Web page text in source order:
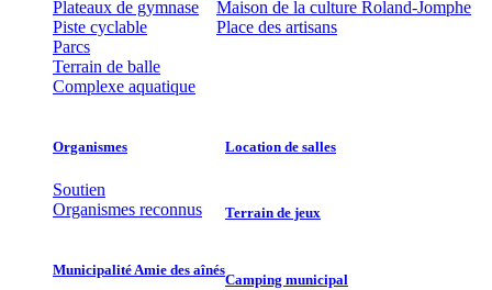
Plateaux de gymnase
Piste cyclable
Parcs
Terrain de balle
Complexe aquatique
Maison de la culture Roland-Jomphe
Place des artisans
Organismes
Soutien
Organismes reconnus
Municipalité Amie des aînés
Location de salles
Terrain de jeux
Camping municipal